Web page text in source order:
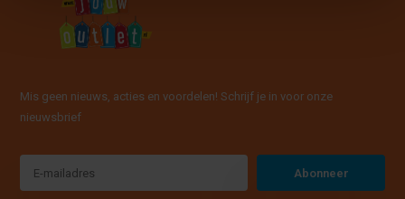
Mis geen nieuws, acties en voordelen! Schrijf je in voor onze
nieuwsbrief
Abonneer